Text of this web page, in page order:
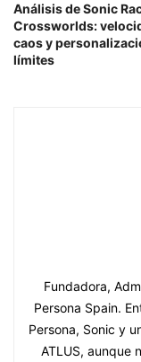
Análisis de Sonic
Crossworlds:
caos y
límites
Fundadora,
Persona Spain.
Persona, Sonic y
ATLUS, aunque